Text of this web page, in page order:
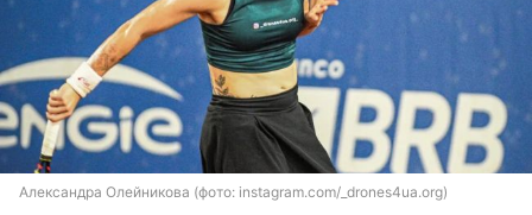
Александра Олейникова (фото: instagram.com/_drones4ua.org)